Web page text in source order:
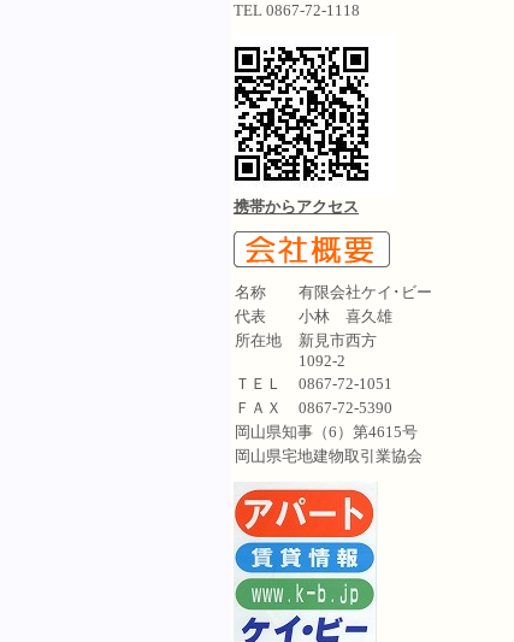
TEL 0867-72-1118
携帯からアクセス
名称
有限会社ケイ･ビー
代表
小林 喜久雄
所在地
新見市西方
1092-2
ＴＥＬ
0867-72-1051
ＦＡＸ
0867-72-5390
岡山県知事（6）第4615号
岡山県宅地建物取引業協会